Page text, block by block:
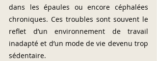
dans les épaules ou encore céphalées
chroniques. Ces troubles sont souvent le
reflet d’un environnement de travail
inadapté et d’un mode de vie devenu trop
sédentaire.